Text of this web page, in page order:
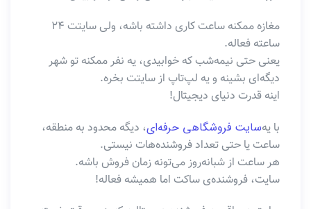
مغازه ممکنه ساعت کاری داشته باشه، ولی سایتت ۲۴
ساعته فعاله.
یعنی حتی نیمه‌شب که خوابیدی، یه نفر ممکنه تو شهر
دیگه‌ای بشینه و یه لپ‌تاپ از سایتت بخره.
اینه قدرت دنیای دیجیتال!
با یهسایت فروشگاهی حرفه‌ای، دیگه محدود به منطقه،
ساعت یا حتی تعداد فروشنده‌هات نیستی.
هر ساعت از شبانه‌روز می‌تونه زمان فروش باشه.
سایت، فروشنده‌ی ساکت اما همیشه فعاله!